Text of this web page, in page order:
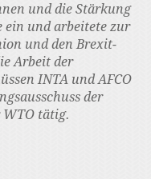
und die Stärkung
und arbeitete zur
und den Brexit-
Arbeit der
INTA und AFCO
der
tätig.